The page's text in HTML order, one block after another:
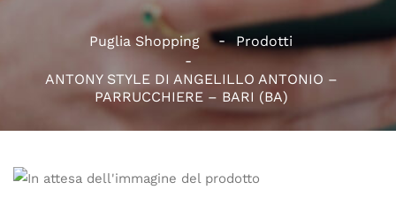
Puglia Shopping Prodotti
ANTONY STYLE DI ANGELILLO ANTONIO –
PARRUCCHIERE – BARI (BA)